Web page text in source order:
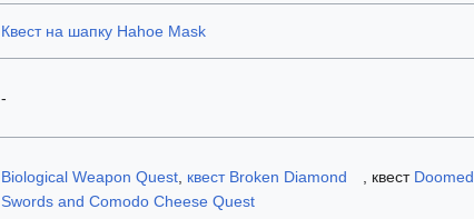
Квест на шапку Hahoe Mask
-
Biological Weapon Quest, квест Broken Diamond , квест Doomed
Swords and Comodo Cheese Quest